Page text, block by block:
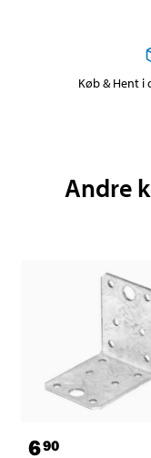
Køb & Hent i
Andre
690